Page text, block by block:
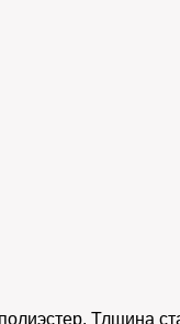
Тлщина